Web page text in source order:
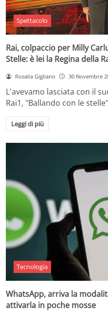
Spettacolo
Rai, colpaccio per Milly
Stelle: è lei la Regina della
Rosalia Gigliano 30 Novembre
L'avevamo lasciata con il
Rai1, "Ballando con le
Leggi di più
Tecnologia
WhatsApp, arriva la
attivarla in poche mosse